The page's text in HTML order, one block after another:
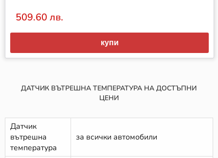
509.60 лв.
купи
ДАТЧИК ВЪТРЕШНА ТЕМПЕРАТУРА НА ДОСТЪПНИ
ЦЕНИ
Датчик
вътрешна
температура
за всички автомобили